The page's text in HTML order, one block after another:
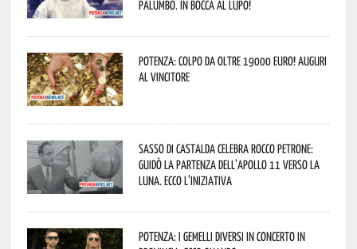
Palumbo. In bocca al lupo!
Potenza: colpo da oltre 19000 Euro! Auguri
al vincitore
Sasso di Castalda celebra Rocco Petrone:
guidò la partenza dell’Apollo 11 verso la
Luna. Ecco l’iniziativa
Potenza: i Gemelli DiVersi in concerto in